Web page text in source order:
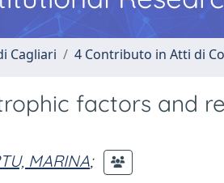
Cagliari 4 Contributo in Atti di
factors and
MARINA;